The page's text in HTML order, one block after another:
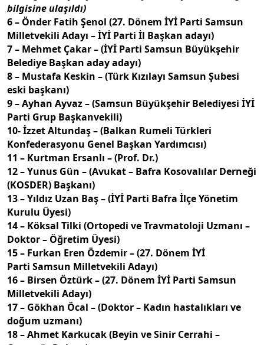
bilgisine ulaşıldı)
6 – Önder Fatih Şenol (27. Dönem İYİ Parti Samsun
Milletvekili Adayı – İYİ Parti İl Başkan adayı)
7 – Mehmet Çakar – (İYİ Parti Samsun Büyükşehir
Belediye Başkan aday adayı)
8 – Mustafa Keskin – (Türk Kızılayı Samsun Şubesi
eski başkanı)
9 – Ayhan Ayvaz – (Samsun Büyükşehir Belediyesi İYİ
Parti Grup Başkanvekili)
10- İzzet Altundaş – (Balkan Rumeli Türkleri
Konfederasyonu Genel Başkan Yardımcısı)
11 – Kurtman Ersanlı – (Prof. Dr.)
12 – Yunus Gün – (Avukat – Bafra Kosovalılar Derneği
(KOSDER) Başkanı)
13 – Yıldız Uzan Baş – (İYİ Parti Bafra İlçe Yönetim
Kurulu Üyesi)
14 – Köksal Tilki (Ortopedi ve Travmatoloji Uzmanı –
Doktor – Öğretim Üyesi)
15 – Furkan Eren Özdemir – (27. Dönem İYİ
Parti Samsun Milletvekili Adayı)
16 – Birsen Öztürk – (27. Dönem İYİ Parti Samsun
Milletvekili Adayı)
17 – Gökhan Öcal – (Doktor – Kadın hastalıkları ve
doğum uzmanı)
18 – Ahmet Karkucak (Beyin ve Sinir Cerrahi –